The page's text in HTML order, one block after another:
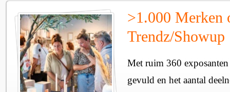
>1.000 Merken
Trendz/Showup
Met ruim 360
gevuld en het aantal